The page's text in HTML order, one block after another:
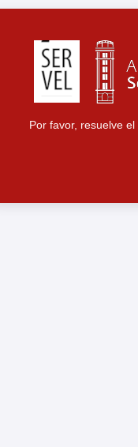
Por favor, resuelve